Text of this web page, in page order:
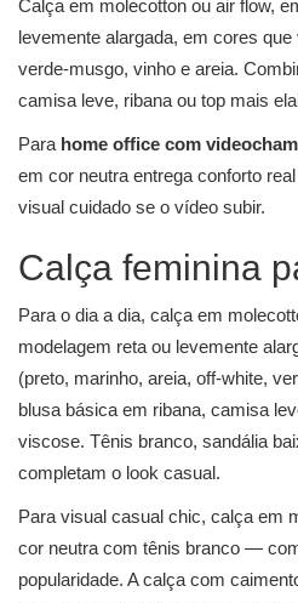
Calça em molecotton ou air flow,
levemente alargada, em cores
verde-musgo, vinho e areia.
camisa leve, ribana ou top mais
Para home office com
em cor neutra entrega conforto
visual cuidado se o vídeo subir.
Calça feminina
Para o dia a dia, calça em
modelagem reta ou levemente
(preto, marinho, areia, off-white,
blusa básica em ribana, camisa
viscose. Tênis branco, sandália
completam o look casual.
Para visual casual chic, calça em
cor neutra com tênis branco —
popularidade. A calça com